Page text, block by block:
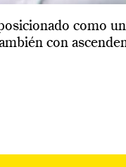
como
con